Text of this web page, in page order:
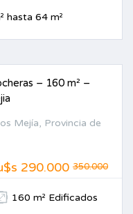
hasta 64 m²
– 160 m² –
Mejía, Provincia de
290.000 350.000
160 m² Edificados